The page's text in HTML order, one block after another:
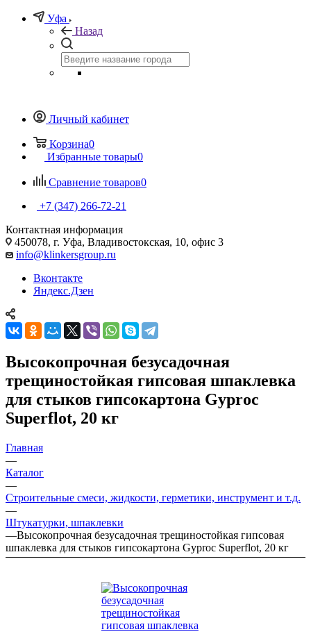
Уфа
Назад
Личный кабинет
Корзина0
Избранные товары0
Сравнение товаров0
+7 (347) 266-72-21
Контактная информация
450078, г. Уфа, Владивостокская, 10, офис 3
info@klinkersgroup.ru
Вконтакте
Яндекс.Дзен
Высокопрочная безусадочная
трещиностойкая гипсовая шпаклевка
для стыков гипсокартона Gyproc
Superflot, 20 кг
Главная
—
Каталог
—
Строительные смеси, жидкости, герметики, инструмент и т.д.
—
Штукатурки, шпаклевки
—Высокопрочная безусадочная трещиностойкая гипсовая
шпаклевка для стыков гипсокартона Gyproc Superflot, 20 кг